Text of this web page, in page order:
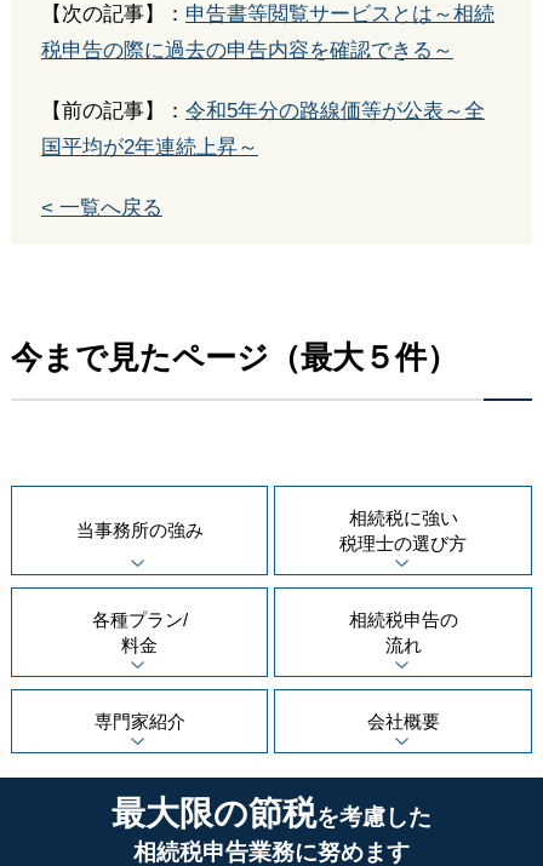
【次の記事】： 申告書等閲覧サービスとは～相続
税申告の際に過去の申告内容を確認できる～
【前の記事】： 令和5年分の路線価等が公表～全
国平均が2年連続上昇～
< 一覧へ戻る
今まで見たページ（最大５件）
当事務所の強み
相続税に強い
税理士の選び方
各種プラン/
料金
相続税申告の
流れ
専門家紹介 会社概要
最大限の節税を考慮した
相続税申告業務に努めます